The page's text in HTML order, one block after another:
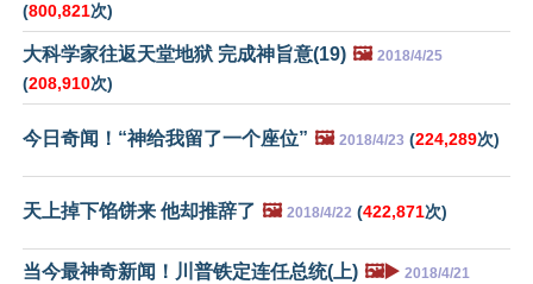
(800,821次)
大科学家往返天堂地狱 完成神旨意(19) 🖼️ 2018/4/25
(208,910次)
今日奇闻！“神给我留了一个座位” 🖼️ 2018/4/23 (224,289次)
天上掉下馅饼来 他却推辞了 🖼️ 2018/4/22 (422,871次)
当今最神奇新闻！川普铁定连任总统(上) 🖼️▶️ 2018/4/21